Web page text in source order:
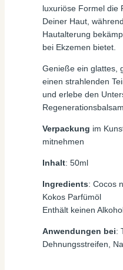
luxuriöse Formel die
Deiner Haut,
Hautalterung
bei Ekzemen bietet.
Genieße ein glattes,
einen strahlenden
und erlebe den
Verpackung im
mitnehmen
Inhalt: 50ml
Ingredients: Cocos
Kokos Parfümöl
Enthält keinen
Anwendungen bei:
Dehnungsstreifen,